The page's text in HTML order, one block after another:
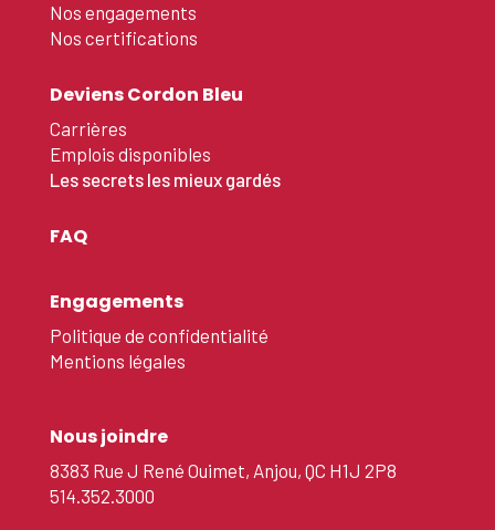
Nos engagements
Nos certifications
Deviens Cordon Bleu
Carrières
Emplois disponibles
Les secrets les mieux gardés
FAQ
Engagements
Politique de confidentialité
Mentions légales
Nous joindre
8383 Rue J René Ouimet, Anjou, QC H1J 2P8
514.352.3000